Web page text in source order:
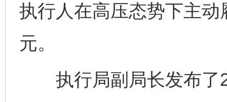
执行人在高压态势下主
元。
执行局副局长发布了2